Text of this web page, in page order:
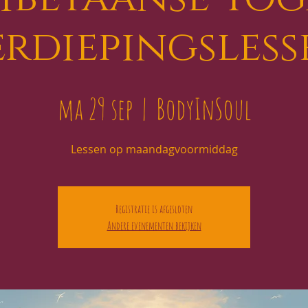
ma 29 sep
  |
BodyInSoul
Lessen op maandagvoormiddag
Registratie is afgesloten
Andere evenementen bekijken